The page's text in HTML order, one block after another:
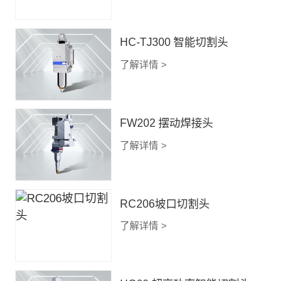
HC-TJ300 智能切割头
了解详情 >
FW202 摆动焊接头
了解详情 >
RC206坡口切割头
了解详情 >